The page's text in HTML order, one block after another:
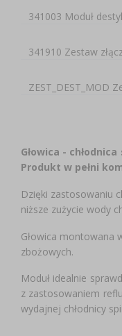
341003 Moduł
341910 Zestaw
ZEST_DEST_MOD
​Głowica -
Produkt w pełni
Dzięki zastosowaniu
niższe zużycie wody
Głowica montowana
zbożowych.
​​Moduł idealnie
z zastosowaniem
wydajnej chłodnicy